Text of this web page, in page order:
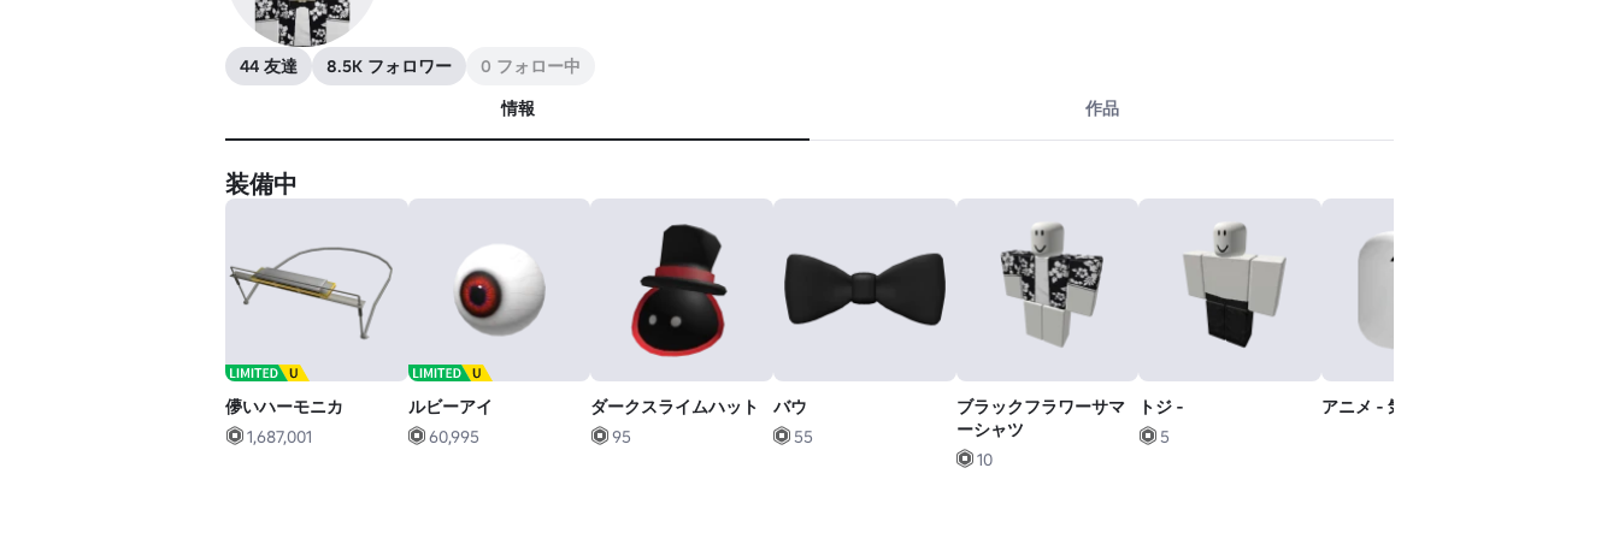
44 友達 8.5K フォロワー
0 フォロー中
情報
作品
装備中
儚いハーモニカ
1,687,001
ルビーアイ
60,995
ダークスライムハット
95
バウ
55
ブラックフラワーサマ
ーシャツ
10
トジ -
5
アニメ - 気分